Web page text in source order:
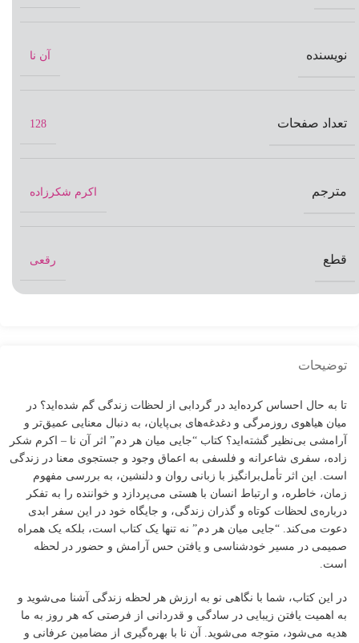
نویسنده آن نا
تعداد صفحات 128
مترجم اکرم شکرزاده
قطع رقعی
توضیحات
تا به حال احساس کرده‌اید در گردابی از لحظات زندگی گم شده‌اید؟ در
میان هیاهوی روزمرگی و دغدغه‌های بی‌پایان، به دنبال معنایی عمیق‌تر و
آرامشی بی‌نظیر گشته‌اید؟ کتاب “جایی میان هر دم” اثر آن نا – اکرم شکر
زاده، سفری شاعرانه و فلسفی به اعماق وجود و جستجوی معنا در زندگی
است. این اثر تأمل‌برانگیز با زبانی روان و دلنشین، به بررسی مفهوم
زمان، خاطره، و ارتباط انسان با هستی می‌پردازد و خواننده را به تفکر
درباره‌ی لحظات کوتاه و گذران زندگی، و جایگاه خود در این سفر ابدی
دعوت می‌کند. “جایی میان هر دم” نه تنها یک کتاب است، بلکه یک همراه
صمیمی در مسیر خودشناسی و یافتن حس آرامش و حضور در لحظه
است.
در این کتاب، شما با نگاهی نو به ارزش هر لحظه زندگی آشنا می‌شوید و
به اهمیت یافتن زیبایی در سادگی و قدردانی از فرصتی که هر روز به ما
هدیه می‌شود، متوجه می‌شوید. آن نا با بهره‌گیری از مضامین عرفانی و